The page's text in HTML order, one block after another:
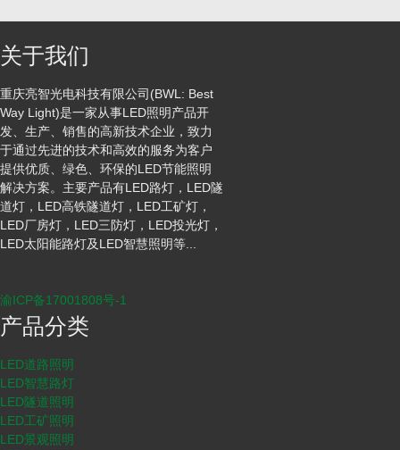
关于我们
重庆亮智光电科技有限公司(BWL: Best
Way Light)是一家从事LED照明产品开
发、生产、销售的高新技术企业，致力
于通过先进的技术和高效的服务为客户
提供优质、绿色、环保的LED节能照明
解决方案。主要产品有LED路灯，LED隧
道灯，LED高铁隧道灯，LED工矿灯，
LED厂房灯，LED三防灯，LED投光灯，
LED太阳能路灯及LED智慧照明等...
渝ICP备17001808号-1
产品分类
LED道路照明
LED智慧路灯
LED隧道照明
LED工矿照明
LED景观照明